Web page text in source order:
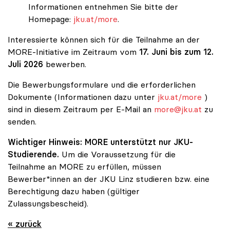
Informationen entnehmen Sie bitte der
Homepage: jku.at/more.
Interessierte können sich für die Teilnahme an der
MORE-Initiative im Zeitraum vom 17. Juni bis zum 12.
Juli 2026 bewerben.
Die Bewerbungsformulare und die erforderlichen
Dokumente (Informationen dazu unter jku.at/more )
sind in diesem Zeitraum per E-Mail an more@jku.at zu
senden.
Wichtiger Hinweis: MORE unterstützt nur JKU-
Studierende. Um die Voraussetzung für die
Teilnahme an MORE zu erfüllen, müssen
Bewerber*innen an der JKU Linz studieren bzw. eine
Berechtigung dazu haben (gültiger
Zulassungsbescheid).
« zurück